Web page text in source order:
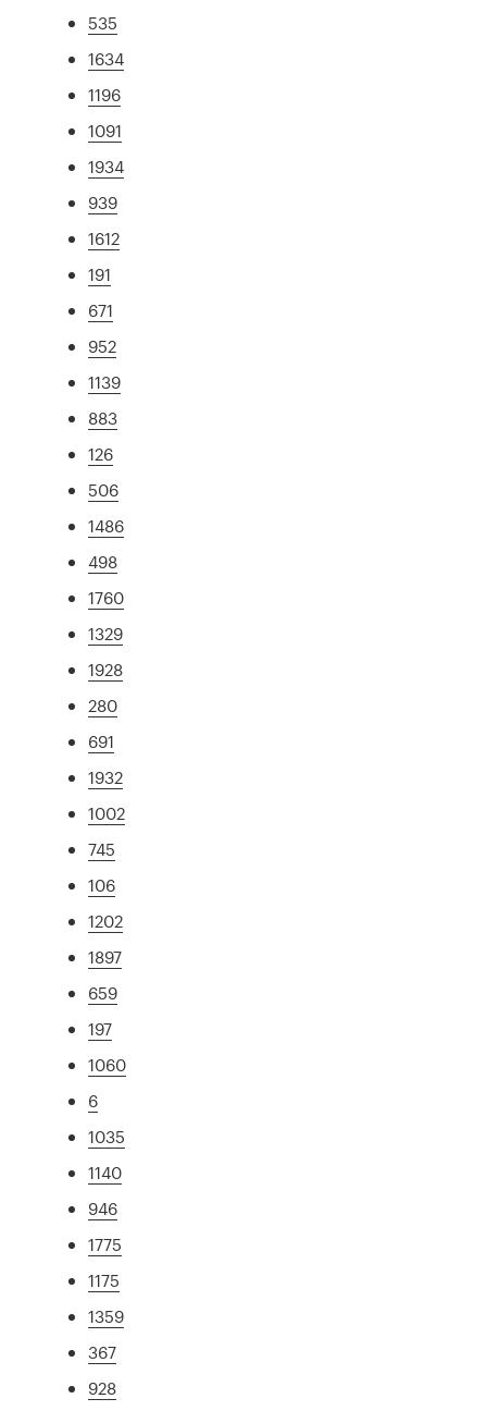
535
1634
1196
1091
1934
939
1612
191
671
952
1139
883
126
506
1486
498
1760
1329
1928
280
691
1932
1002
745
106
1202
1897
659
197
1060
6
1035
1140
946
1775
1175
1359
367
928